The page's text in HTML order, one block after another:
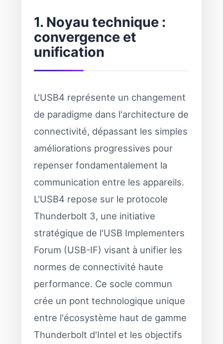
1. Noyau technique :
convergence et
unification
L'USB4 représente un changement
de paradigme dans l'architecture de
connectivité, dépassant les simples
améliorations progressives pour
repenser fondamentalement la
communication entre les appareils.
L'USB4 repose sur le protocole
Thunderbolt 3, une initiative
stratégique de l'USB Implementers
Forum (USB-IF) visant à unifier les
normes de connectivité haute
performance. Ce socle commun
crée un pont technologique unique
entre l'écosystème haut de gamme
Thunderbolt d'Intel et les objectifs